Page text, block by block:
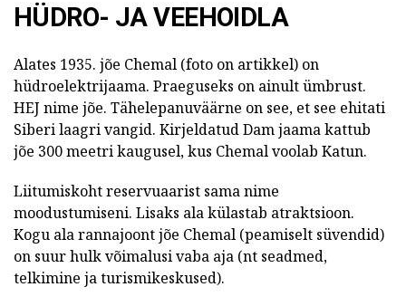
HÜDRO- JA VEEHOIDLA
Alates 1935. jõe Chemal (foto on artikkel) on
hüdroelektrijaama. Praeguseks on ainult ümbrust.
HEJ nime jõe. Tähelepanuväärne on see, et see ehitati
Siberi laagri vangid. Kirjeldatud Dam jaama kattub
jõe 300 meetri kaugusel, kus Chemal voolab Katun.
Liitumiskoht reservuaarist sama nime
moodustumiseni. Lisaks ala külastab atraktsioon.
Kogu ala rannajoont jõe Chemal (peamiselt süvendid)
on suur hulk võimalusi vaba aja (nt seadmed,
telkimine ja turismikeskused).